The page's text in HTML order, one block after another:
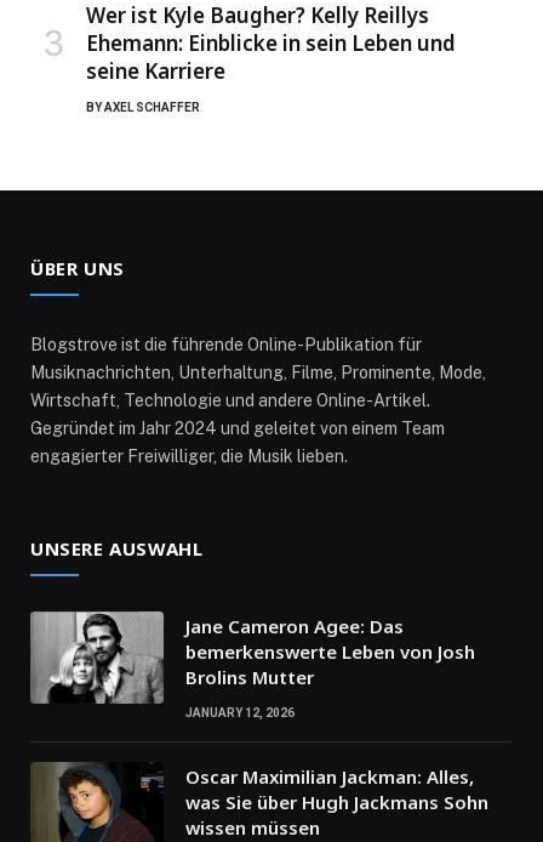
Wer ist Kyle Baugher? Kelly Reillys
Ehemann: Einblicke in sein Leben und
seine Karriere
BYAXEL SCHAFFER
ÜBER UNS
Blogstrove ist die führende Online-Publikation für
Musiknachrichten, Unterhaltung, Filme, Prominente, Mode,
Wirtschaft, Technologie und andere Online-Artikel.
Gegründet im Jahr 2024 und geleitet von einem Team
engagierter Freiwilliger, die Musik lieben.
UNSERE AUSWAHL
Jane Cameron Agee: Das
bemerkenswerte Leben von Josh
Brolins Mutter
JANUARY 12, 2026
Oscar Maximilian Jackman: Alles,
was Sie über Hugh Jackmans Sohn
wissen müssen